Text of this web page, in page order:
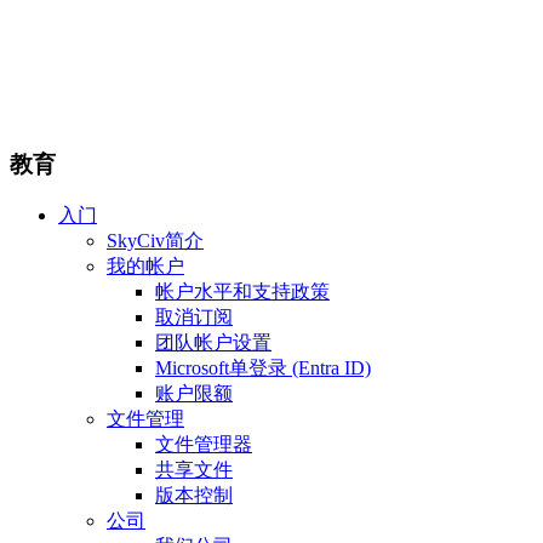
教育
入门
SkyCiv简介
我的帐户
帐户水平和支持政策
取消订阅
团队帐户设置
Microsoft单登录 (Entra ID)
账户限额
文件管理
文件管理器
共享文件
版本控制
公司